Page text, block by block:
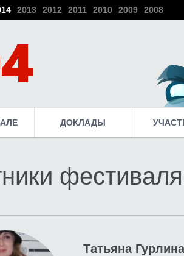
2013 2012 2011 2010 2009 2008
ДОКЛАДЫ
фестиваля
Татьяна Гурлина